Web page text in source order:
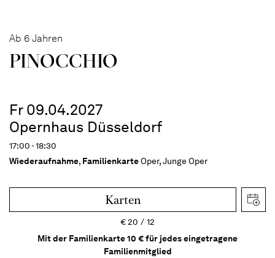
Ab 6 Jahren
PINOC­CHIO
Fr 09.04.2027
Opernhaus Düsseldorf
17:00 - 18:30
Wiederaufnahme, FamilienkarteOper, Junge Oper
Karten
€20
12
Mit der Familienkarte 10 € für jedes eingetragene
Familienmitglied